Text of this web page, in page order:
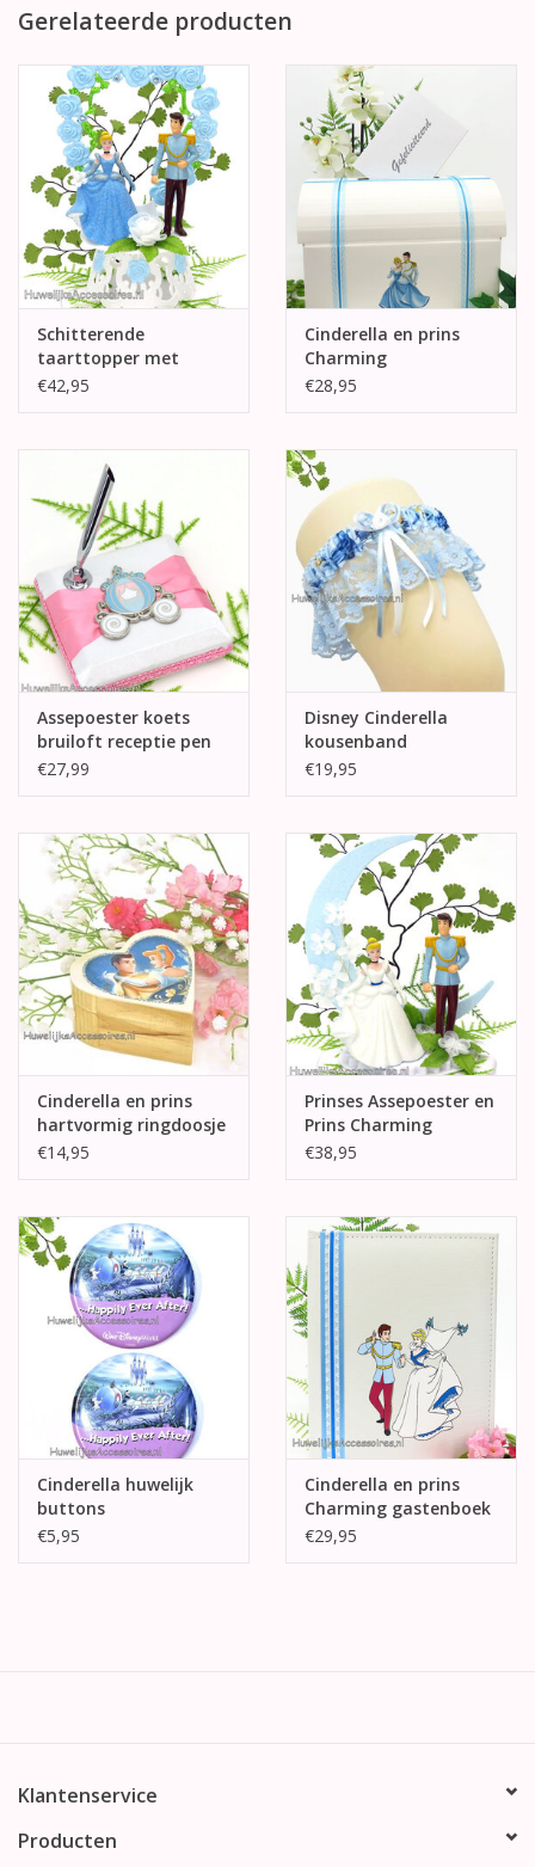
Gerelateerde producten
Schitterende
taarttopper met
Assepoester en Prins
€42,95
Cinderella en prins
Charming
enveloppendoos
€28,95
Assepoester koets
bruiloft receptie pen
houder
€27,99
Disney Cinderella
kousenband
€19,95
Cinderella en prins
hartvormig ringdoosje
€14,95
Prinses Assepoester en
Prins Charming
taarttopper met
€38,95
Cinderella huwelijk
buttons
€5,95
Cinderella en prins
Charming gastenboek
€29,95
Klantenservice
Producten